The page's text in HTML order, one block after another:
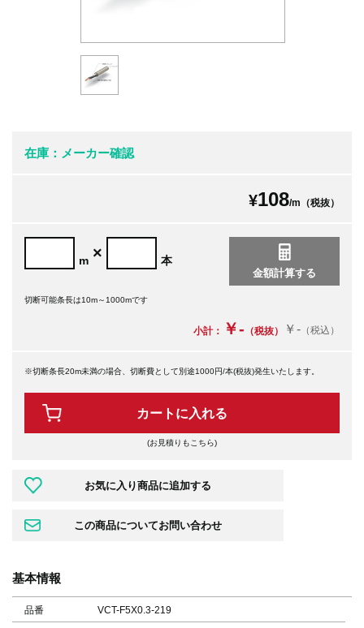
在庫：メーカー確認
¥108/m（税抜）
m × 本
切断可能条長は10m～1000mです
小計： ￥- （税抜） ￥- （税込）
※切断条長20m未満の場合、切断費として別途1000円/本(税抜)発生いたします。
カートに入れる
(お見積りもこちら)
基本情報
品番 VCT-F5X0.3-219